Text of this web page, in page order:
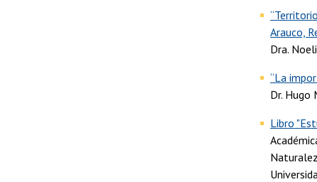
Arauco,
Dra.
“La
Dr. Hugo
Libro